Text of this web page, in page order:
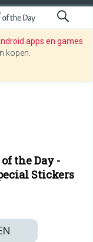
apps en games
kopen.
the Day -
Stickers